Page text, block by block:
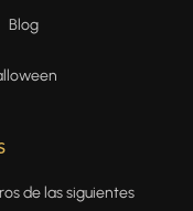
de las siguientes
Blog